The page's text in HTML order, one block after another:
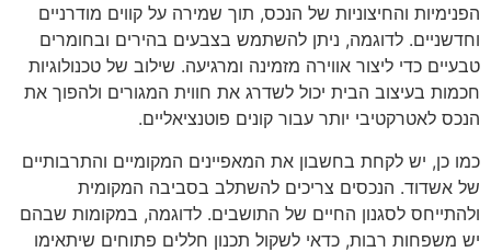
הפנימיות והחיצוניות של הנכס, תוך שמירה על קווים מודרניים
וחדשניים. לדוגמה, ניתן להשתמש בצבעים בהירים ובחומרים
טבעיים כדי ליצור אווירה מזמינה ומרגיעה. שילוב של טכנולוגיות
חכמות בעיצוב הבית יכול לשדרג את חווית המגורים ולהפוך את
הנכס לאטרקטיבי יותר עבור קונים פוטנציאליים.
כמו כן, יש לקחת בחשבון את המאפיינים המקומיים והתרבותיים
של אשדוד. הנכסים צריכים להשתלב בסביבה המקומית
ולהתייחס לסגנון החיים של התושבים. לדוגמה, במקומות שבהם
יש משפחות רבות, כדאי לשקול תכנון חללים פתוחים שיתאימו